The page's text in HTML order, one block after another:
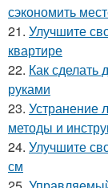
сэкономить
21. Улучшите
квартире
22. Как сделать
руками
23. Устранение
методы и
24. Улучшите
см